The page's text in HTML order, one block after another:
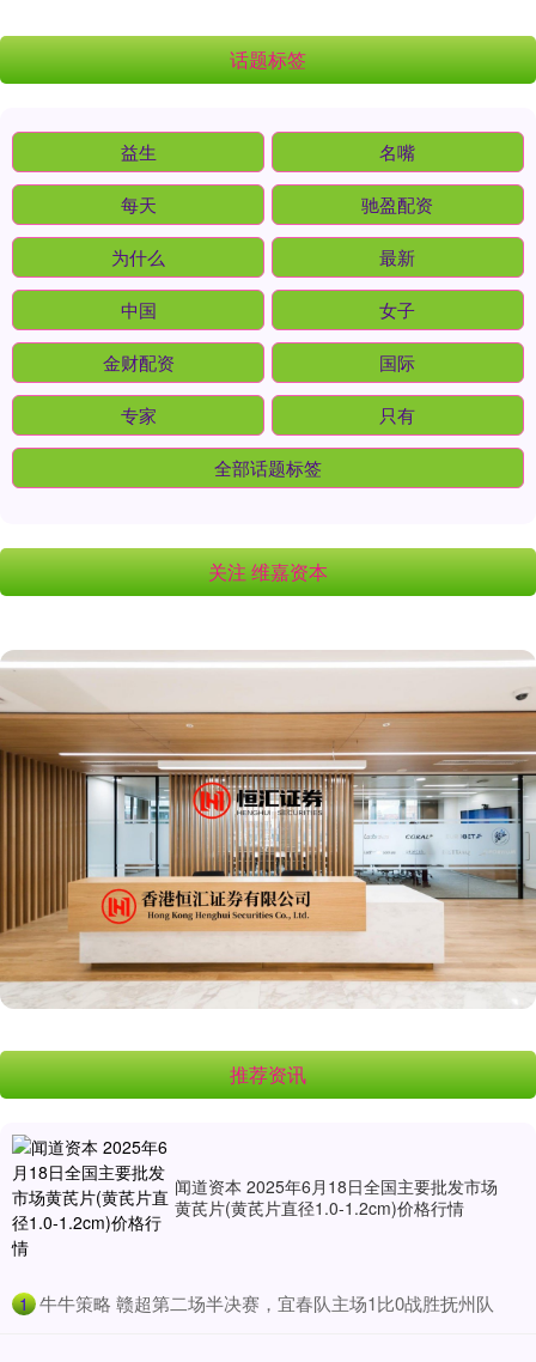
话题标签
益生 名嘴
每天 驰盈配资
为什么 最新
中国 女子
金财配资 国际
专家 只有
全部话题标签
关注 维嘉资本
推荐资讯
闻道资本 2025年6月18日全国主要批发市场
黄芪片(黄芪片直径1.0-1.2cm)价格行情
1 ​牛牛策略 赣超第二场半决赛，宜春队主场1比0战胜抚州队